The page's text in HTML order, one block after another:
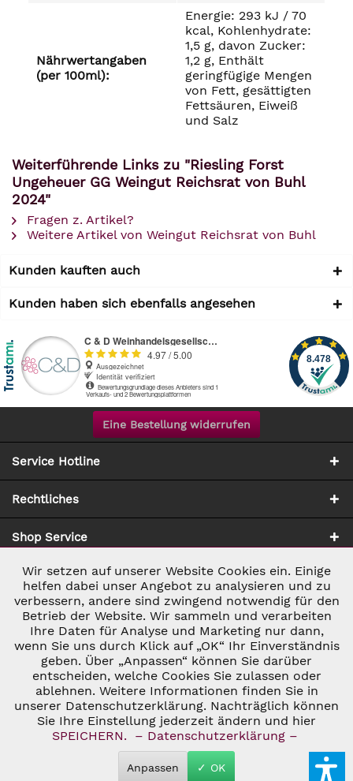
Nährwertangaben
(per 100ml):
Energie: 293 kJ / 70
kcal, Kohlenhydrate:
1,5 g, davon Zucker:
1,2 g, Enthält
geringfügige Mengen
von Fett, gesättigten
Fettsäuren, Eiweiß
und Salz
Weiterführende Links zu "Riesling Forst
Ungeheuer GG Weingut Reichsrat von Buhl
2024"
Fragen z. Artikel?
Weitere Artikel von Weingut Reichsrat von Buhl
Kunden kauften auch
Kunden haben sich ebenfalls angesehen
Eine Bestellung widerrufen
Service Hotline
Rechtliches
Shop Service
Zahlung & Versand
* ALLE PREISE INKL. GESETZL. UMSATZSTEUER ZZGL.
VERSANDKOSTEN UND GGF. NACHNAHMEGEBÜHREN, WENN NICHT
ANDERS BESCHRIEBEN
© 2026 C&D WEINHANDEL - ALL RIGHTS RESERVED. THEME BY
THEMEWARE®
Notwendig Aktiv
Marketing Inaktiv
Tracking Inaktiv
Personalisierung Inaktiv
Wir setzen auf unserer Website Cookies ein. Einige
helfen dabei unser Angebot zu analysieren und zu
verbessern, andere sind zwingend notwendig für den
Betrieb der Website. Wir sammeln und verarbeiten
Ihre Daten für Analyse und Marketing nur dann,
wenn Sie uns durch Klick auf „OK“ Ihr Einverständnis
geben. Über „Anpassen“ können Sie darüber
entscheiden, welche Cookies Sie zulassen oder
ablehnen. Weitere Informationen finden Sie in
unserer Datenschutzerklärung. Nachträglich können
Sie Ihre Einstellung jederzeit ändern und hier
SPEICHERN.
– Datenschutzerklärung –
Anpassen ✓ OK